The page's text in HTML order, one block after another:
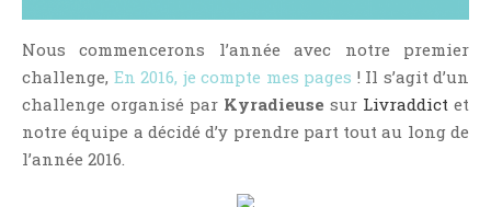
RENDEZ-VOUS LIVRESQUES
SWAPS & CHALLENGES
LES TAGS
QUI SOMMES-NOUS ?
Nous commencerons l’année avec notre premier
challenge, En 2016, je compte mes pages ! Il s’agit d’un
challenge organisé par Kyradieuse sur Livraddict et
notre équipe a décidé d’y prendre part tout au long de
l’année 2016.